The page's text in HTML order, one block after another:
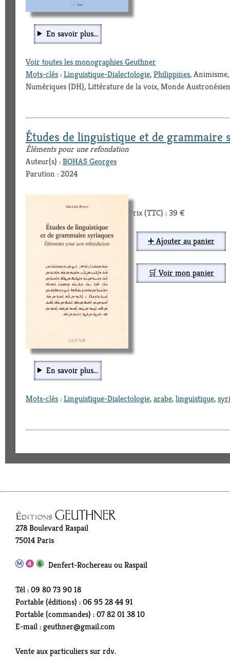
En savoir plus...
Voir toutes les monographies Geuthner
Mots-clés:Linguistique-Dialectologie,Philippines,
Numériques (DH), Littérature de la voix, Monde
Études de linguistique et de grammaire
Éléments pour une refondation
Auteur(s) :BOHAS Georges
Parution : 2024
Prix (TTC) : 39 €
➕ Ajouter au panier
🛒 Voir mon panier
En savoir plus...
Mots-clés:Linguistique-Dialectologie,arabe,linguistique,
278 Boulevard Raspail
75014 Paris
Denfert-Rochereau ou Raspail
Tél : 09 80 73 90 18
Portable (éditions) : 06 95 28 44 91
Portable (commandes) : 07 82 01 38 10
E-mail : geuthner@gmail.com
Vente aux particuliers sur rdv.